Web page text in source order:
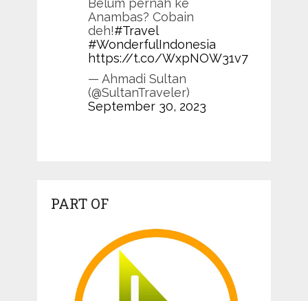
Belum pernah ke
Anambas? Cobain
deh!#Travel
#WonderfulIndonesia
https://t.co/WxpNOW31v7
— Ahmadi Sultan
(@SultanTraveler)
September 30, 2023
PART OF